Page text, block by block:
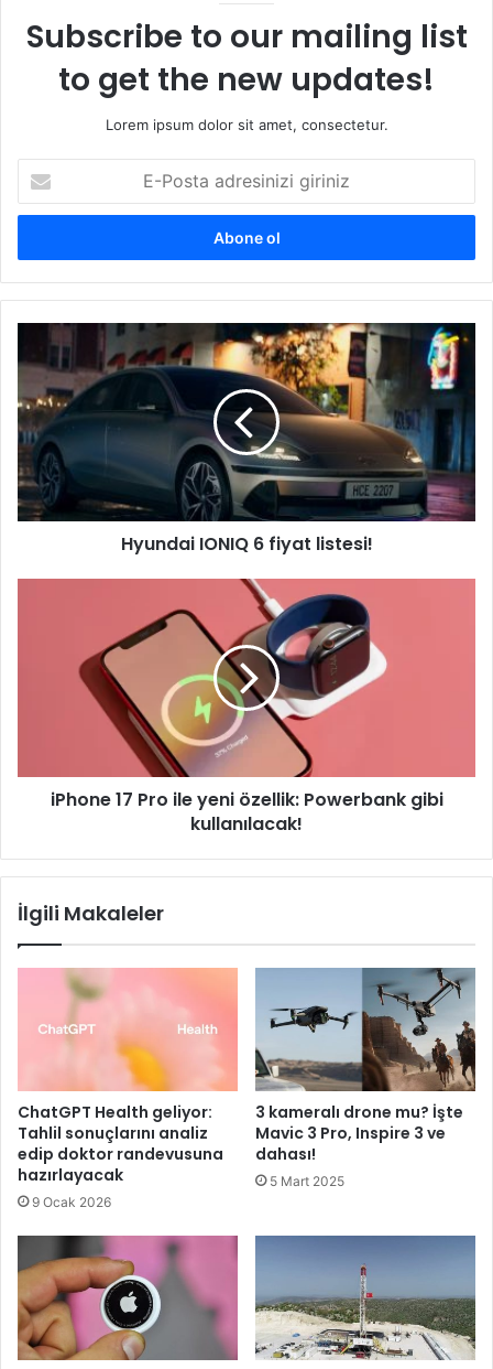
Subscribe to our mailing list
to get the new updates!
Lorem ipsum dolor sit amet, consectetur.
Posta
adresinizi
Hyundai
IONIQ 6
listesi!
Hyundai IONIQ 6 fiyat listesi!
kullanılacak!
iPhone 17 Pro ile yeni özellik: Powerbank gibi
kullanılacak!
İlgili Makaleler
ChatGPT Health geliyor:
Tahlil sonuçlarını analiz
edip doktor randevusuna
hazırlayacak
9 Ocak 2026
3 kameralı drone mu? İşte
Mavic 3 Pro, Inspire 3 ve
dahası!
5 Mart 2025